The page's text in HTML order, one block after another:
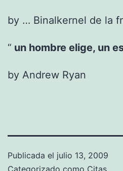
by … Binalkernel de la
un hombre elige, un
by Andrew Ryan
Publicada el julio 13, 2009